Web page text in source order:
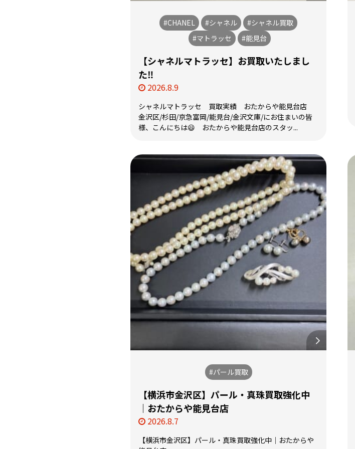
#CHANEL #シャネル
#シャネル買取
#マトラッセ
#能見台
【シャネルマトラッセ】お買取いたしまし
た‼
2026.8.9
シャネルマトラッセ 買取実績 おたからや能見台店
金沢区/杉田/京急富岡/能見台/金沢文庫/にお住まいの皆
様、こんにちは😃 おたからや能見台店のスタッ...
#パール買取
【横浜市金沢区】パール・真珠買取強化中
｜おたからや能見台店
2026.8.7
【横浜市金沢区】パール・真珠買取強化中｜おたからや